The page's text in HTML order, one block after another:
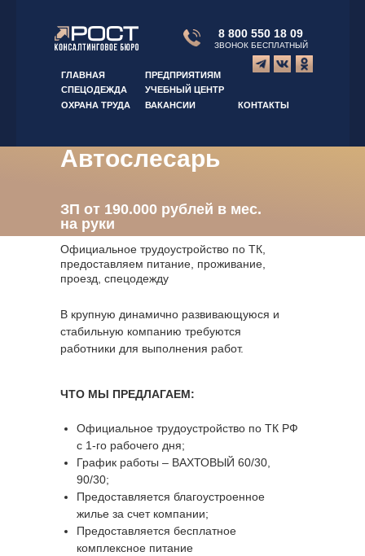
8 800 550 18 09
ЗВОНОК БЕСПЛАТНЫЙ
ГЛАВНАЯ
ПРЕДПРИЯТИЯМ
СПЕЦОДЕЖДА
ВАКАНСИИ
ОХРАНА ТРУДА
УЧЕБНЫЙ ЦЕНТР
КОНТАКТЫ
Автослесарь
ЗП от 190.000 рублей в мес.
на руки
Официальное трудоустройство по ТК,
предоставляем питание, проживание,
проезд, спецодежду
В крупную динамично развивающуюся и
стабильную компанию требуются
работники для выполнения работ.
ЧТО МЫ ПРЕДЛАГАЕМ:
Официальное трудоустройство по ТК РФ
с 1-го рабочего дня;
График работы – ВАХТОВЫЙ 60/30,
90/30;
Предоставляется благоустроенное
жилье за счет компании;
Предоставляется бесплатное
комплексное питание